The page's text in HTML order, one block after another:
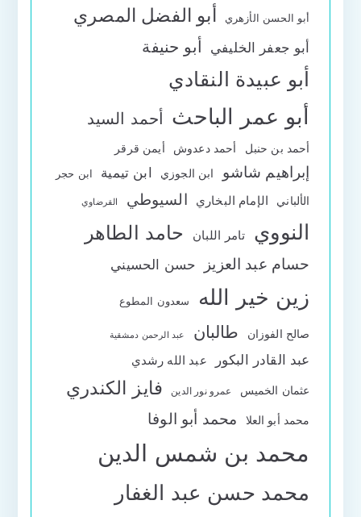
أبو الحسن الأزهري أبو الفضل المصري
أبو جعفر الخليفي أبو حنيفة
أبو عبيدة النقادي
أبو عمر الباحث أحمد السيد
أحمد بن حنبل أحمد دعدوش أيمن قرقر
إبراهيم شاشو ابن الجوزي ابن تيمية ابن حجر
الألباني الإمام البخاري السيوطي القرضاوي
النووي تامر اللبان حامد الطاهر
حسام عبد العزيز حسن الحسيني
زين خير الله سعدون المطوع
صالح الفوزان طالبان عبد الرحمن دمشقية
عبد القادر البكور عبد الله رشدي
عثمان الخميس عمرو نور الدين فايز الكندري
محمد أبو العلا محمد أبو الوفا
محمد بن شمس الدين
محمد حسن عبد الغفار